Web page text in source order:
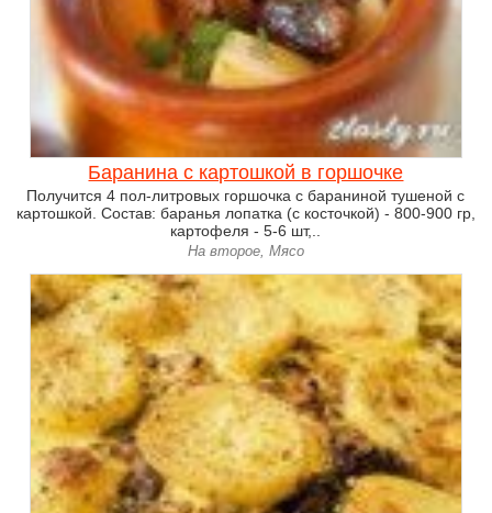
Баранина с картошкой в горшочке
Получится 4 пол-литровых горшочка с бараниной тушеной с
картошкой. Состав: баранья лопатка (с косточкой) - 800-900 гр,
картофеля - 5-6 шт,..
На второе, Мясо